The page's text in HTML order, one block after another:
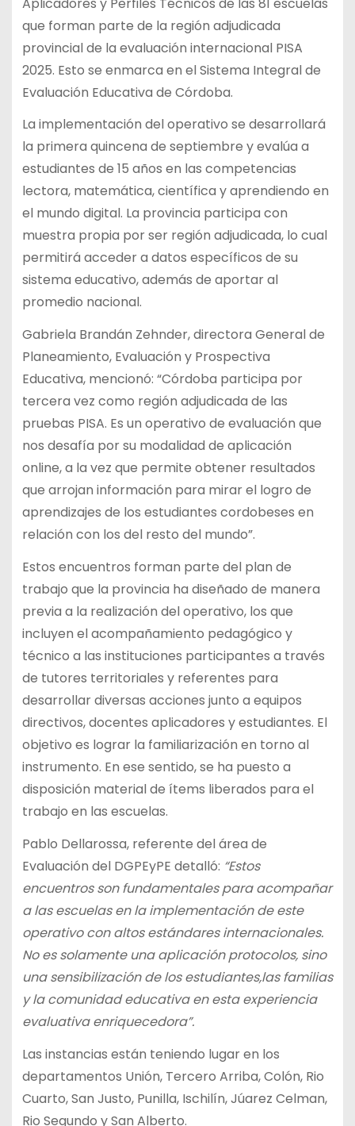
que forman parte de la región adjudicada
provincial de la evaluación internacional PISA
2025. Esto se enmarca en el Sistema Integral de
Evaluación Educativa de Córdoba.
La implementación del operativo se desarrollará
la primera quincena de septiembre y evalúa a
estudiantes de 15 años en las competencias
lectora, matemática, científica y aprendiendo en
el mundo digital. La provincia participa con
muestra propia por ser región adjudicada, lo cual
permitirá acceder a datos específicos de su
sistema educativo, además de aportar al
promedio nacional.
Gabriela Brandán Zehnder, directora General de
Planeamiento, Evaluación y Prospectiva
Educativa, mencionó: “Córdoba participa por
tercera vez como región adjudicada de las
pruebas PISA. Es un operativo de evaluación que
nos desafía por su modalidad de aplicación
online, a la vez que permite obtener resultados
que arrojan información para mirar el logro de
aprendizajes de los estudiantes cordobeses en
relación con los del resto del mundo”.
Estos encuentros forman parte del plan de
trabajo que la provincia ha diseñado de manera
previa a la realización del operativo, los que
incluyen el acompañamiento pedagógico y
técnico a las instituciones participantes a través
de tutores territoriales y referentes para
desarrollar diversas acciones junto a equipos
directivos, docentes aplicadores y estudiantes. El
objetivo es lograr la familiarización en torno al
instrumento. En ese sentido, se ha puesto a
disposición material de ítems liberados para el
trabajo en las escuelas.
Pablo Dellarossa, referente del área de
Evaluación del DGPEyPE detalló: “Estos
encuentros son fundamentales para acompañar
a las escuelas en la implementación de este
operativo con altos estándares internacionales.
No es solamente una aplicación protocolos, sino
una sensibilización de los estudiantes,las familias
y la comunidad educativa en esta experiencia
evaluativa enriquecedora”.
Las instancias están teniendo lugar en los
departamentos Unión, Tercero Arriba, Colón, Rio
Cuarto, San Justo, Punilla, Ischilín, Júarez Celman,
Rio Segundo y San Alberto.